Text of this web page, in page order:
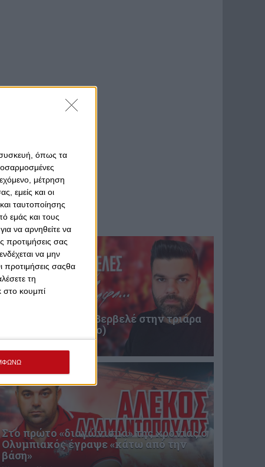
συσκευή, όπως τα
μέτρηση
εμείς και οι
ταυτοποίησης
εμάς και τους
να αρνηθείτε να
προτιμήσεις σας
να μην
προτιμήσεις σαςθα
τη
στο κουμπί
Επική περιγραφή Βερβελέ στην τριάρα
του Θρύλου! (video)
Στο πρώτο «διαγώνισμα» της χρονιάς ο
Ολυμπιακός έγραψε «κάτω από την
βάση»